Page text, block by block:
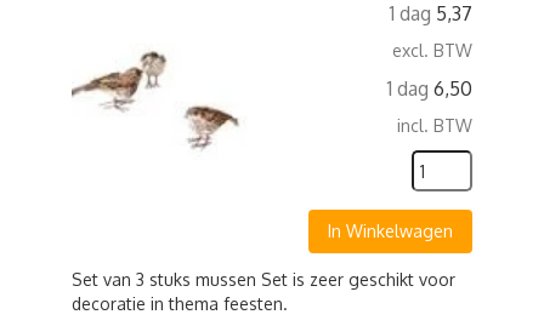
1 dag 5,37
excl. BTW
1 dag 6,50
incl. BTW
In Winkelwagen
Set van 3 stuks mussen Set is zeer geschikt voor
decoratie in thema feesten.